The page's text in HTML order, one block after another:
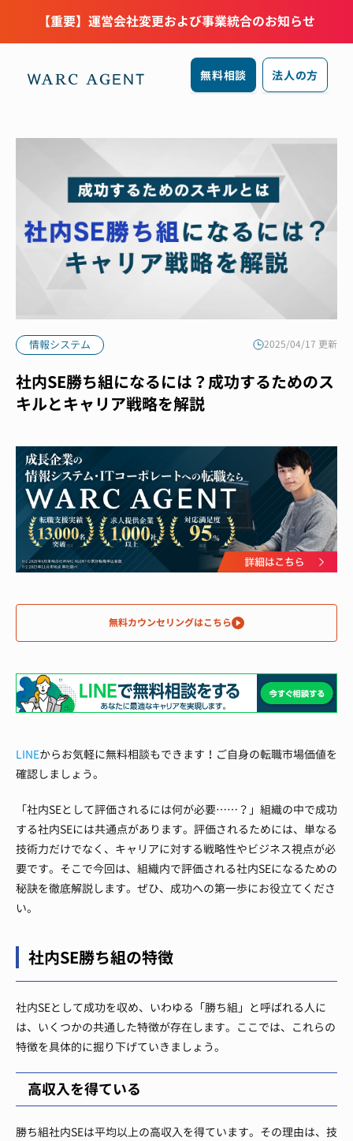
【重要】運営会社変更および事業統合のお知らせ
無料相談 法人の方
情報システム 2025/04/17 更新
社内SE勝ち組になるには？成功するためのス
キルとキャリア戦略を解説
無料カウンセリングはこちら
LINEからお気軽に無料相談もできます！ご自身の転職市場価値を
確認しましょう。
「社内SEとして評価されるには何が必要……？」組織の中で成功
する社内SEには共通点があります。評価されるためには、単なる
技術力だけでなく、キャリアに対する戦略性やビジネス視点が必
要です。 そこで今回は、組織内で評価される社内SEになるための
秘訣を徹底解説します。ぜひ、成功への第一歩にお役立てくださ
い。
社内SE勝ち組の特徴
社内SEとして成功を収め、いわゆる「勝ち組」と呼ばれる人に
は、いくつかの共通した特徴が存在します。ここでは、これらの
特徴を具体的に掘り下げていきましょう。
高収入を得ている
勝ち組社内SEは平均以上の高収入を得ています。その理由は、技